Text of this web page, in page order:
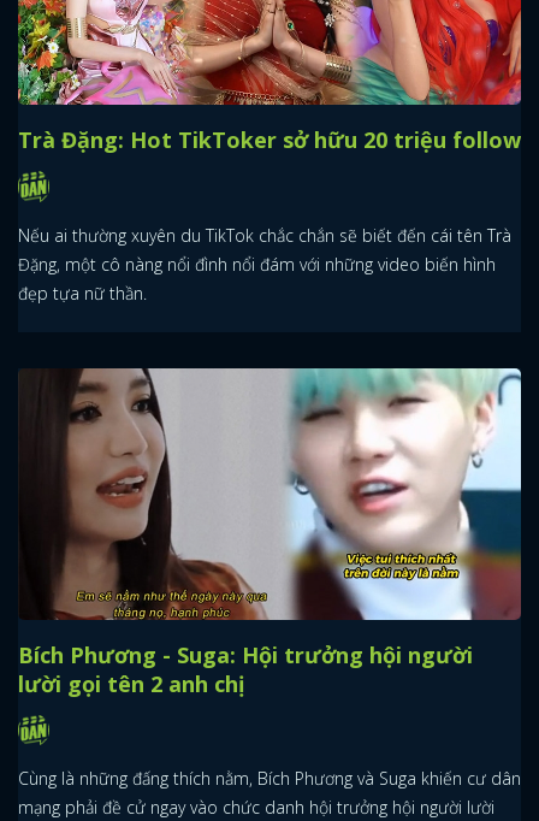
Trà Đặng: Hot TikToker sở hữu 20 triệu follow
Nếu ai thường xuyên du TikTok chắc chắn sẽ biết đến cái tên Trà
Đặng, một cô nàng nổi đình nổi đám với những video biến hình
đẹp tựa nữ thần.
Bích Phương - Suga: Hội trưởng hội người
lười gọi tên 2 anh chị
Cùng là những đấng thích nằm, Bích Phương và Suga khiến cư dân
mạng phải đề cử ngay vào chức danh hội trưởng hội người lười